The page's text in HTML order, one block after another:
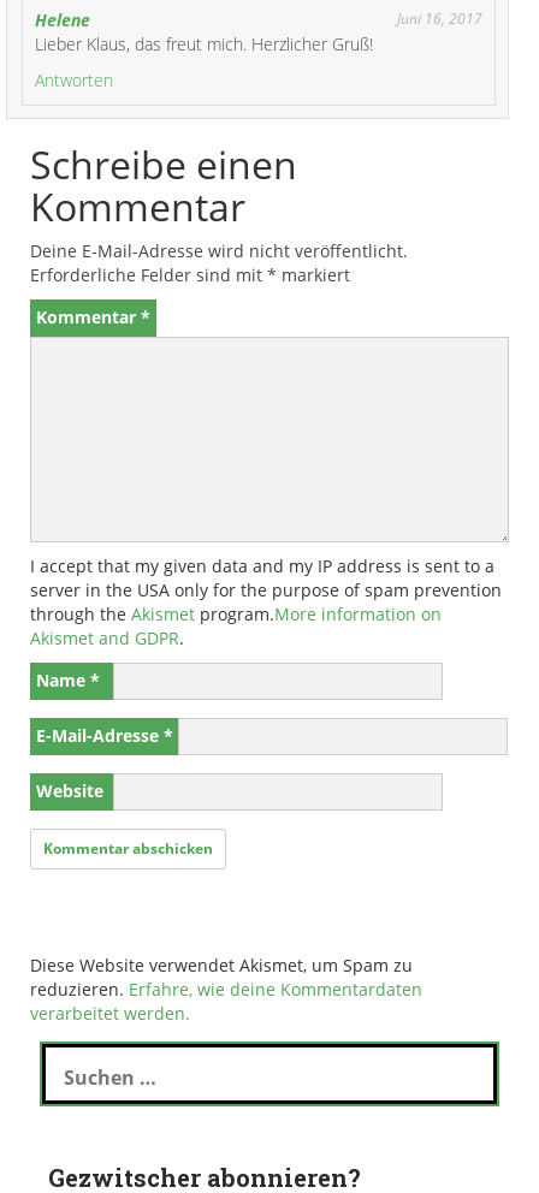
Helene Juni 16, 2017
Lieber Klaus, das freut mich. Herzlicher Gruß!
Antworten
Schreibe einen
Kommentar
Deine E-Mail-Adresse wird nicht veröffentlicht.
Erforderliche Felder sind mit * markiert
Kommentar *
I accept that my given data and my IP address is sent to a
server in the USA only for the purpose of spam prevention
through the Akismet program.More information on
Akismet and GDPR.
Name *
E-Mail-Adresse *
Website
Diese Website verwendet Akismet, um Spam zu
reduzieren. Erfahre, wie deine Kommentardaten
verarbeitet werden.
Suchen
nach:
Gezwitscher abonnieren?